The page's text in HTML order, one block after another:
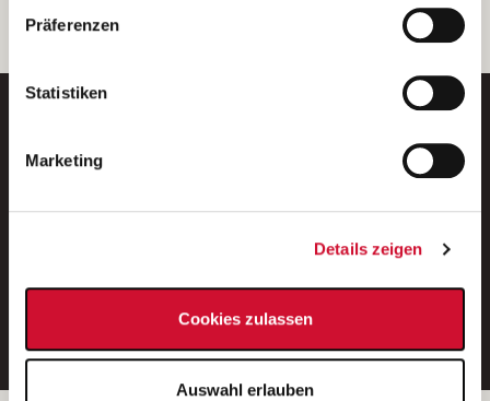
Ihre Einwilligung selbstverständlich jederzeit widerrufen,
indem Sie die Cookie-Einstellungen aufrufen und diese
unserer
Präferenzen
Statistiken
Marketing
Details zeigen
Cookies zulassen
Auswahl erlauben
E-Mail-Adresse eintragen